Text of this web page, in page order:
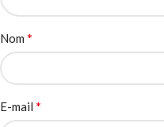
Nom *
E-mail *